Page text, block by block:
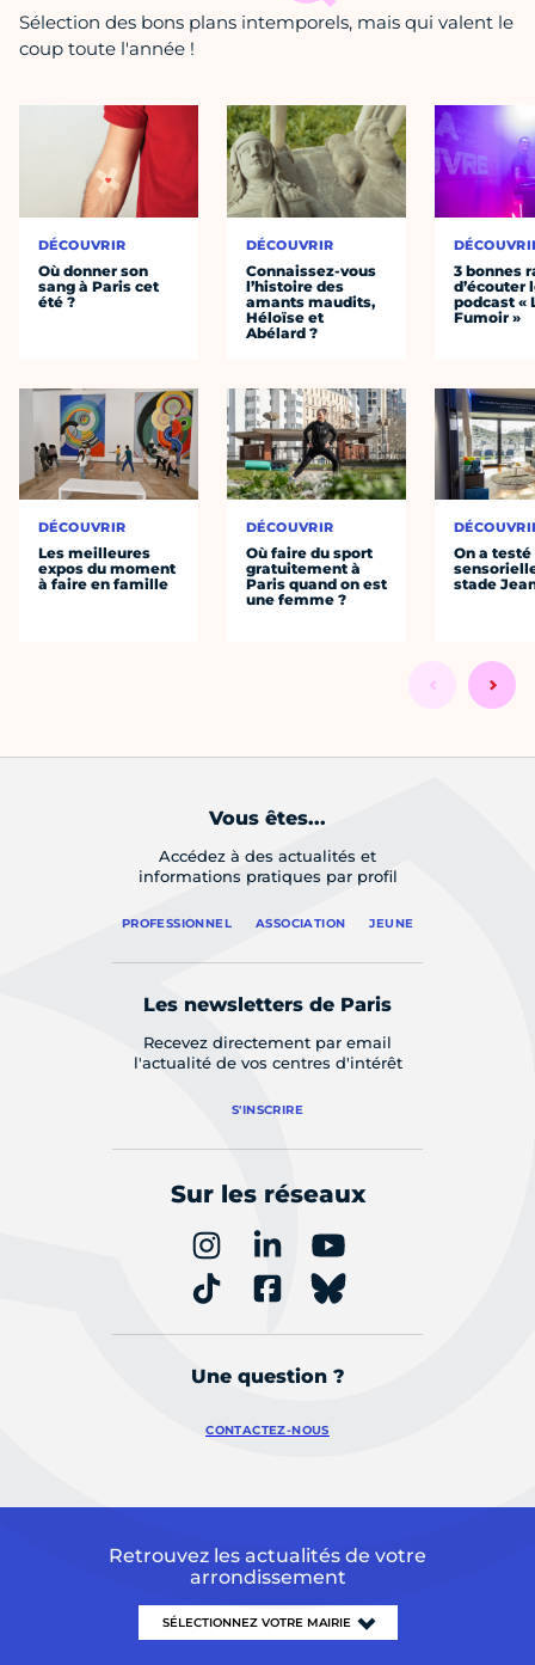
Sélection des bons plans intemporels, mais qui valent le
coup toute l'année !
DÉCOUVRIR
Où donner son
sang à Paris cet
été ?
DÉCOUVRIR
Les meilleures
expos du moment
à faire en famille
DÉCOUVRIR
Connaissez-vous
l’histoire des
amants maudits,
Héloïse et
Abélard ?
DÉCOUVRIR
Où faire du sport
gratuitement à
Paris quand on est
une femme ?
3 bonnes
d’écouter
podcast «
Fumoir »
On a
stade
Vous êtes...
Accédez à des actualités et
informations pratiques par profil
PROFESSIONNEL ASSOCIATION JEUNE
Les newsletters de Paris
Recevez directement par email
l'actualité de vos centres d'intérêt
S'INSCRIRE
Sur les réseaux
Une question ?
CONTACTEZ-NOUS
Retrouvez les actualités de votre
arrondissement